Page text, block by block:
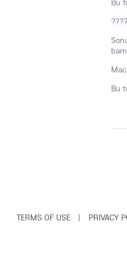
Bu
Bu
TERMS OF USE | PRIVACY